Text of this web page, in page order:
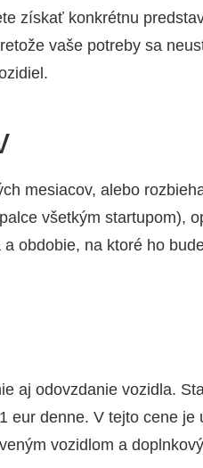
zís­kať kon­krét­nu
vaše potre­by sa
mesia­cov, ale­bo
všet­kým star­tu­pom),
obdo­bie, na kto­ré ho
aj odo­vzda­nie vozid­la.
eur den­ne. V tej­to cene
vozid­lom a